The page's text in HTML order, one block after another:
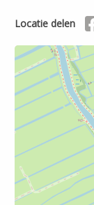
Locatie delen